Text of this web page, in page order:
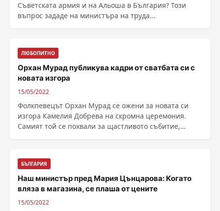
Съветската армия и на Альоша в България? Този
въпрос зададе на министъра на труда
ЛЮБОПИТНО
Орхан Мурад публикува кадри от сватбата си с
новата изгора
15/05/2022
Фолкпевецът Орхан Мурад се ожени за новата си
изгора Камелия Добрева на скромна церемония.
Самият той се похвали за щастливото събитие,
БЪЛГАРИЯ
Наш министър пред Мария Цънцарова: Когато
вляза в магазина, се плаша от цените
15/05/2022